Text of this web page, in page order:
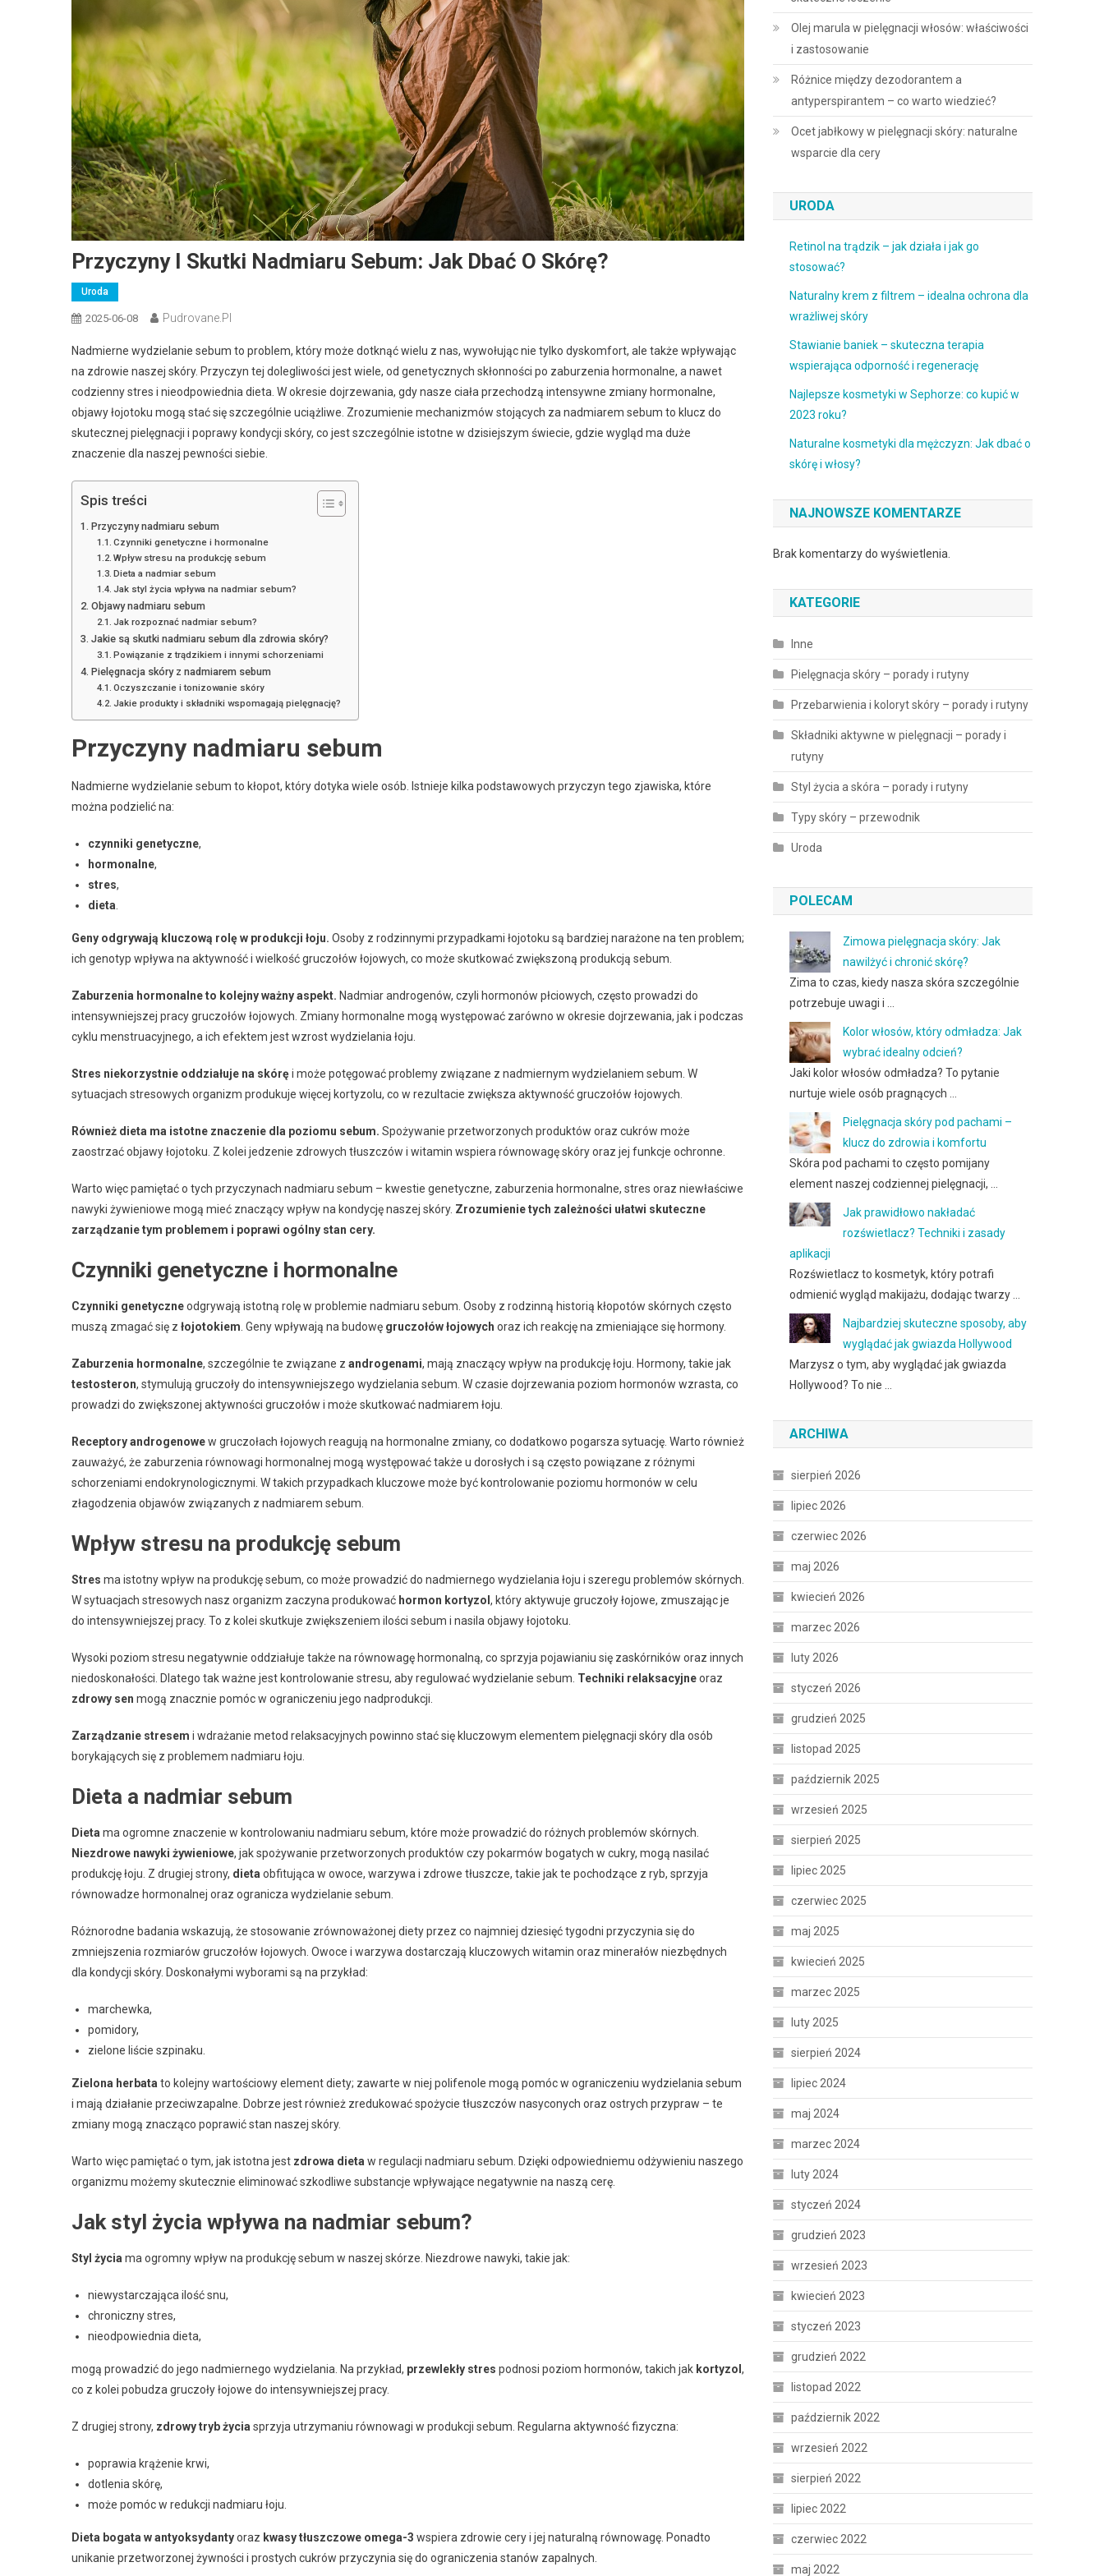
Przyczyny I Skutki Nadmiaru Sebum: Jak Dbać O Skórę?
Uroda
2025-06-08 Pudrovane.pl
Nadmierne wydzielanie sebum to problem, który może dotknąć wielu z nas, wywołując nie tylko dyskomfort, ale także wpływając
na zdrowie naszej skóry. Przyczyn tej dolegliwości jest wiele, od genetycznych skłonności po zaburzenia hormonalne, a nawet
codzienny stres i nieodpowiednia dieta. W okresie dojrzewania, gdy nasze ciała przechodzą intensywne zmiany hormonalne,
objawy łojotoku mogą stać się szczególnie uciążliwe. Zrozumienie mechanizmów stojących za nadmiarem sebum to klucz do
skutecznej pielęgnacji i poprawy kondycji skóry, co jest szczególnie istotne w dzisiejszym świecie, gdzie wygląd ma duże
znaczenie dla naszej pewności siebie.
Spis treści
Przyczyny nadmiaru sebum
Czynniki genetyczne i hormonalne
Wpływ stresu na produkcję sebum
Dieta a nadmiar sebum
Jak styl życia wpływa na nadmiar sebum?
Objawy nadmiaru sebum
Jak rozpoznać nadmiar sebum?
Jakie są skutki nadmiaru sebum dla zdrowia skóry?
Powiązanie z trądzikiem i innymi schorzeniami
Pielęgnacja skóry z nadmiarem sebum
Oczyszczanie i tonizowanie skóry
Jakie produkty i składniki wspomagają pielęgnację?
Przyczyny nadmiaru sebum
Nadmierne wydzielanie sebum to kłopot, który dotyka wiele osób. Istnieje kilka podstawowych przyczyn tego zjawiska, które
można podzielić na:
czynniki genetyczne,
hormonalne,
stres,
dieta
Geny odgrywają kluczową rolę w produkcji łoju. Osoby z rodzinnymi przypadkami łojotoku są bardziej narażone na ten problem;
ich genotyp wpływa na aktywność i wielkość gruczołów łojowych, co może skutkować zwiększoną produkcją sebum.
Zaburzenia hormonalne to kolejny ważny aspekt. Nadmiar androgenów, czyli hormonów płciowych, często prowadzi do
intensywniejszej pracy gruczołów łojowych. Zmiany hormonalne mogą występować zarówno w okresie dojrzewania, jak i podczas
cyklu menstruacyjnego, a ich efektem jest wzrost wydzielania łoju.
Stres niekorzystnie oddziałuje na skóręi może potęgować problemy związane z nadmiernym wydzielaniem sebum. W
sytuacjach stresowych organizm produkuje więcej kortyzolu, co w rezultacie zwiększa aktywność gruczołów łojowych.
Również dieta ma istotne znaczenie dla poziomu sebum. Spożywanie przetworzonych produktów oraz cukrów może
zaostrzać objawy łojotoku. Z kolei jedzenie zdrowych tłuszczów i witamin wspiera równowagę skóry oraz jej funkcje ochronne.
Warto więc pamiętać o tych przyczynach nadmiaru sebum – kwestie genetyczne, zaburzenia hormonalne, stres oraz niewłaściwe
nawyki żywieniowe mogą mieć znaczący wpływ na kondycję naszej skóry. Zrozumienie tych zależności ułatwi skuteczne
zarządzanie tym problemem i poprawi ogólny stan cery.
Czynniki genetyczne i hormonalne
Czynniki genetyczneodgrywają istotną rolę w problemie nadmiaru sebum. Osoby z rodzinną historią kłopotów skórnych często
muszą zmagać się z łojotokiem . Geny wpływają na budowę gruczołów łojowych oraz ich reakcję na zmieniające się hormony.
Zaburzenia hormonalne, szczególnie te związane z androgenami, mają znaczący wpływ na produkcję łoju. Hormony, takie jak
testosteron, stymulują gruczoły do intensywniejszego wydzielania sebum. W czasie dojrzewania poziom hormonów wzrasta, co
prowadzi do zwiększonej aktywności gruczołów i może skutkować nadmiarem łoju.
Receptory androgenowew gruczołach łojowych reagują na hormonalne zmiany, co dodatkowo pogarsza sytuację. Warto również
zauważyć, że zaburzenia równowagi hormonalnej mogą występować także u dorosłych i są często powiązane z różnymi
schorzeniami endokrynologicznymi. W takich przypadkach kluczowe może być kontrolowanie poziomu hormonów w celu
złagodzenia objawów związanych z nadmiarem sebum.
Wpływ stresu na produkcję sebum
Stres ma istotny wpływ na produkcję sebum, co może prowadzić do nadmiernego wydzielania łoju i szeregu problemów skórnych.
W sytuacjach stresowych nasz organizm zaczyna produkować hormon kortyzol, który aktywuje gruczoły łojowe, zmuszając je
do intensywniejszej pracy. To z kolei skutkuje zwiększeniem ilości sebum i nasila objawy łojotoku.
Wysoki poziom stresu negatywnie oddziałuje także na równowagę hormonalną, co sprzyja pojawianiu się zaskórników oraz innych
niedoskonałości. Dlatego tak ważne jest kontrolowanie stresu, aby regulować wydzielanie sebum. Techniki relaksacyjneoraz
zdrowy sen mogą znacznie pomóc w ograniczeniu jego nadprodukcji.
Zarządzanie stresem i wdrażanie metod relaksacyjnych powinno stać się kluczowym elementem pielęgnacji skóry dla osób
borykających się z problemem nadmiaru łoju.
Dieta a nadmiar sebum
Dieta ma ogromne znaczenie w kontrolowaniu nadmiaru sebum, które może prowadzić do różnych problemów skórnych.
Niezdrowe nawyki żywieniowe, jak spożywanie przetworzonych produktów czy pokarmów bogatych w cukry, mogą nasilać
produkcję łoju. Z drugiej strony, dieta obfitująca w owoce, warzywa i zdrowe tłuszcze, takie jak te pochodzące z ryb, sprzyja
równowadze hormonalnej oraz ogranicza wydzielanie sebum.
Różnorodne badania wskazują, że stosowanie zrównoważonej diety przez co najmniej dziesięć tygodni przyczynia się do
zmniejszenia rozmiarów gruczołów łojowych. Owoce i warzywa dostarczają kluczowych witamin oraz minerałów niezbędnych
dla kondycji skóry. Doskonałymi wyborami są na przykład:
marchewka,
pomidory,
zielone liście szpinaku.
Zielona herbata to kolejny wartościowy element diety; zawarte w niej polifenole mogą pomóc w ograniczeniu wydzielania sebum
i mają działanie przeciwzapalne. Dobrze jest również zredukować spożycie tłuszczów nasyconych oraz ostrych przypraw – te
zmiany mogą znacząco poprawić stan naszej skóry.
Warto więc pamiętać o tym, jak istotna jest zdrowa dieta w regulacji nadmiaru sebum. Dzięki odpowiedniemu odżywieniu naszego
organizmu możemy skutecznie eliminować szkodliwe substancje wpływające negatywnie na naszą cerę.
Jak styl życia wpływa na nadmiar sebum?
Styl życia ma ogromny wpływ na produkcję sebum w naszej skórze. Niezdrowe nawyki, takie jak:
niewystarczająca ilość snu,
chroniczny stres,
nieodpowiednia dieta,
mogą prowadzić do jego nadmiernego wydzielania. Na przykład, przewlekły stres podnosi poziom hormonów, takich jak kortyzol,
co z kolei pobudza gruczoły łojowe do intensywniejszej pracy.
Z drugiej strony, zdrowy tryb życia sprzyja utrzymaniu równowagi w produkcji sebum. Regularna aktywność fizyczna:
poprawia krążenie krwi,
dotlenia skórę,
może pomóc w redukcji nadmiaru łoju.
Dieta bogata w antyoksydantyoraz kwasy tłuszczowe omega-3 wspiera zdrowie cery i jej naturalną równowagę. Ponadto
unikanie przetworzonej żywności i prostych cukrów przyczynia się do ograniczenia stanów zapalnych.
Olej marula w pielęgnacji włosów: właściwości
i zastosowanie
Różnice między dezodorantem a
antyperspirantem – co warto wiedzieć?
Ocet jabłkowy w pielęgnacji skóry: naturalne
wsparcie dla cery
URODA
Retinol na trądzik – jak działa i jak go
stosować?
Naturalny krem z filtrem – idealna ochrona dla
wrażliwej skóry
Stawianie baniek – skuteczna terapia
wspierająca odporność i regenerację
Najlepsze kosmetyki w Sephorze: co kupić w
2023 roku?
Naturalne kosmetyki dla mężczyzn: Jak dbać o
skórę i włosy?
NAJNOWSZE KOMENTARZE
Brak komentarzy do wyświetlenia.
KATEGORIE
Inne
Pielęgnacja skóry – porady i rutyny
Przebarwienia i koloryt skóry – porady i rutyny
Składniki aktywne w pielęgnacji – porady i
rutyny
Styl życia a skóra – porady i rutyny
Typy skóry – przewodnik
Uroda
POLECAM
Zimowa pielęgnacja skóry: Jak
nawilżyć i chronić skórę?
Zima to czas, kiedy nasza skóra szczególnie
potrzebuje uwagi i …
Kolor włosów, który odmładza: Jak
wybrać idealny odcień?
Jaki kolor włosów odmładza? To pytanie
nurtuje wiele osób pragnących …
Pielęgnacja skóry pod pachami –
klucz do zdrowia i komfortu
Skóra pod pachami to często pomijany
element naszej codziennej pielęgnacji, …
Jak prawidłowo nakładać
rozświetlacz? Techniki i zasady
aplikacji
Rozświetlacz to kosmetyk, który potrafi
odmienić wygląd makijażu, dodając twarzy …
Najbardziej skuteczne sposoby, aby
wyglądać jak gwiazda Hollywood
Marzysz o tym, aby wyglądać jak gwiazda
Hollywood? To nie …
ARCHIWA
sierpień 2026
lipiec 2026
czerwiec 2026
maj 2026
kwiecień 2026
marzec 2026
luty 2026
styczeń 2026
grudzień 2025
listopad 2025
październik 2025
wrzesień 2025
sierpień 2025
lipiec 2025
czerwiec 2025
maj 2025
kwiecień 2025
marzec 2025
luty 2025
sierpień 2024
lipiec 2024
maj 2024
marzec 2024
luty 2024
styczeń 2024
grudzień 2023
wrzesień 2023
kwiecień 2023
styczeń 2023
grudzień 2022
listopad 2022
październik 2022
wrzesień 2022
sierpień 2022
lipiec 2022
czerwiec 2022
maj 2022